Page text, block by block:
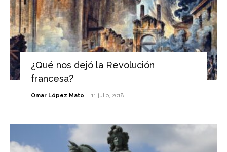
¿Qué nos dejó la Revolución
francesa?
Omar López Mato - 11 julio, 2018